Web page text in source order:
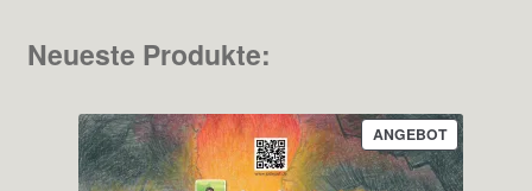
Neueste Produkte:
ANGEBOTPRODUKT
IM
ANGEBOT